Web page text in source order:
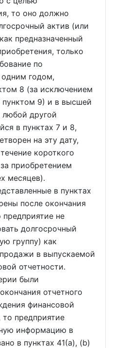
то оно должно
актив (или
предназначенный
только
по
годом,
8 (за исключением
пунктом 9) и в высшей
любой другой
в пунктах 7 и 8,
на эту дату,
короткого
приобретением
месяцев).
в пунктах
после окончания
предприятие не
долгосрочный
группу) как
в выпускаемой
отчетности.
были
отчетного
финансовой
то предприятие
информацию в
в пунктах 41(a), (b)